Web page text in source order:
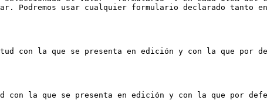
usar cualquier formulario declarado tanto
con la que se presenta en edición y con la que por
la que se presenta en edición y con la que por